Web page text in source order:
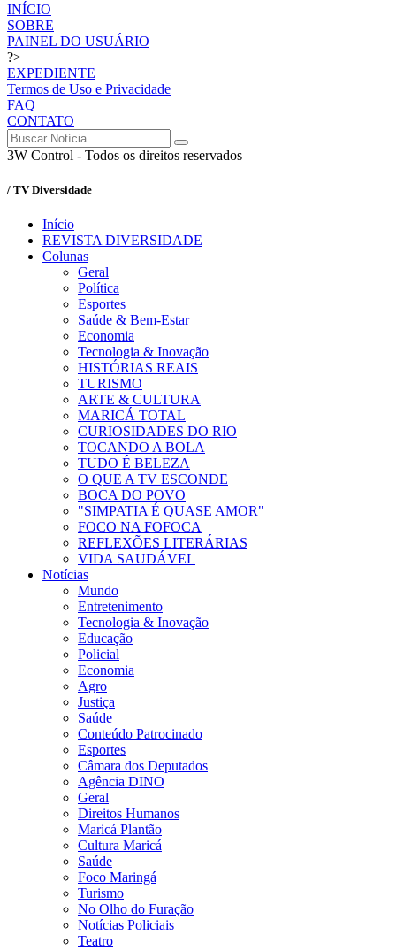
INÍCIO
SOBRE
PAINEL DO USUÁRIO
?>
EXPEDIENTE
Termos de Uso e Privacidade
FAQ
CONTATO
3W Control - Todos os direitos reservados
/ TV Diversidade
Início
REVISTA DIVERSIDADE
Colunas
Geral
Política
Esportes
Saúde & Bem-Estar
Economia
Tecnologia & Inovação
HISTÓRIAS REAIS
TURISMO
ARTE & CULTURA
MARICÁ TOTAL
CURIOSIDADES DO RIO
TOCANDO A BOLA
TUDO É BELEZA
O QUE A TV ESCONDE
BOCA DO POVO
"SIMPATIA É QUASE AMOR"
FOCO NA FOFOCA
REFLEXÕES LITERÁRIAS
VIDA SAUDÁVEL
Notícias
Mundo
Entretenimento
Tecnologia & Inovação
Educação
Policial
Economia
Agro
Justiça
Saúde
Conteúdo Patrocinado
Esportes
Câmara dos Deputados
Agência DINO
Geral
Direitos Humanos
Maricá Plantão
Cultura Maricá
Saúde
Foco Maringá
Turismo
No Olho do Furação
Notícias Policiais
Teatro